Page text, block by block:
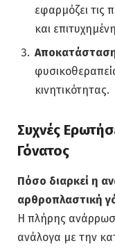
εφαρμόζει τις
και
κινητικότητας.
Συχνές
Γόνατος
Πόσο διαρκεί η
αρθροπλαστική
Η πλήρης
ανάλογα με την